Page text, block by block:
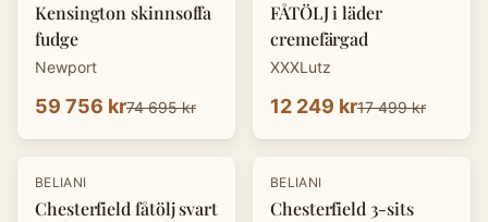
Kensington skinnsoffa
fudge
Newport
59 756 kr74 695 kr
FÅTÖLJ i läder
cremefärgad
XXXLutz
12 249 kr17 499 kr
-10 %
BELIANI
Chesterfield fåtölj svart
-10 %
BELIANI
Chesterfield 3-sits